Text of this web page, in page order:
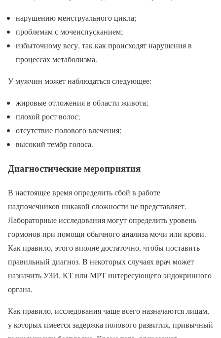
нарушению менструального цикла;
проблемам с мочеиспусканием;
избыточному весу, так как происходят нарушения в
процессах метаболизма.
У мужчин может наблюдаться следующее:
жировые отложения в области живота;
плохой рост волос;
отсутствие полового влечения;
высокий тембр голоса.
Диагностические мероприятия
В настоящее время определить сбой в работе
надпочечников никакой сложности не представляет.
Лабораторные исследования могут определить уровень
гормонов при помощи обычного анализа мочи или крови.
Как правило, этого вполне достаточно, чтобы поставить
правильный диагноз. В некоторых случаях врач может
назначить УЗИ, КТ или МРТ интересующего эндокринного
органа.
Как правило, исследования чаще всего назначаются лицам,
у которых имеется задержка полового развития, привычный